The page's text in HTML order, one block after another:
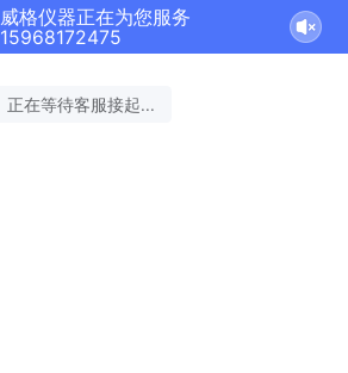
威格仪器正在为您服务
15968172475
正在等待客服接起...